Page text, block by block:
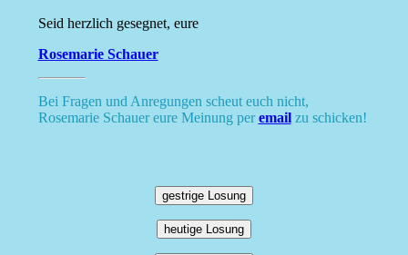
Seid herzlich gesegnet, eure
Rosemarie Schauer
Bei Fragen und Anregungen scheut euch nicht,
Rosemarie Schauer eure Meinung peremailzu schicken!
gestrige Losung
heutige Losung